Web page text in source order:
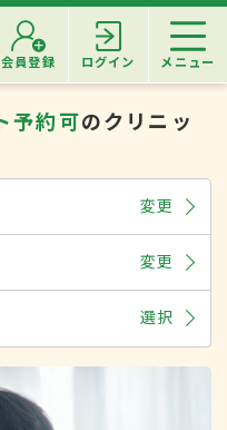
会員登録 ログイン メニュー
予約可のクリニッ
変更
変更
選択